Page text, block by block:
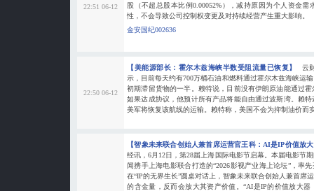
22:51 06-12
股（不超总股本比例0.00052%），减持原因为个人资金
性，不会导致公司控制权变更及对持续经营产生重大影响。
金安国纪002636
22:50 06-12
【美能源部长：霍尔木兹海峡半数受阻流量已恢复】
云
示，目前每天约有700万桶石油和燃料通过霍尔木兹海峡运
初期滞留货物的一半。赖特说，目前没有伊朗原油能通过
如果达成协议，他预计所有产品将能自由通过波斯湾。赖
美军将恢复该航线的运输。赖特称，美国不会为抑制油价而
【智象未来联合创始人兼首席运营官王科：AI是IP价值放
经讯，6月12日，第28届上海国际电影节启幕。本届电影
闻携手上海电影联合打造的“2026影视产业海上论坛”，率
在“IP的无界生长”圆桌对话上，智象未来联合创始人兼首席
的含金量，反而会放大其资产价值。“AI是IP的价值放大